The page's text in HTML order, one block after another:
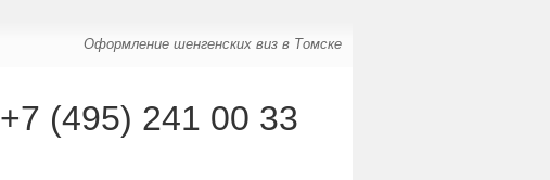
Оформление шенгенских виз в Томске
+7 (495) 241 00 33